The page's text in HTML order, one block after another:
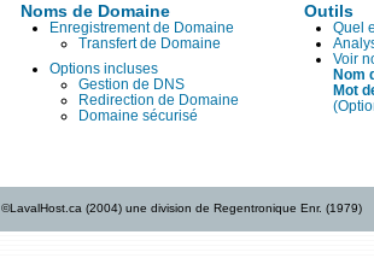
Noms de Domaine
Enregistrement de Domaine
Transfert de Domaine
Options incluses
Gestion de DNS
Redirection de Domaine
Domaine sécurisé
Outils
Quel
Voir
Nom
Mot
©LavalHost.ca (2004) une division de Regentronique Enr. (1979)